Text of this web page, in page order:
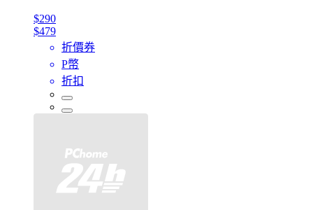
$290
$479
折價券
P幣
折扣